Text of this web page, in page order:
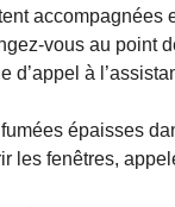
accompagnées
vous au point
d’appel à
épaisses
les fenêtres,